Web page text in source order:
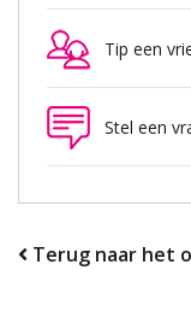
Tip een
Stel een
Terug naar het